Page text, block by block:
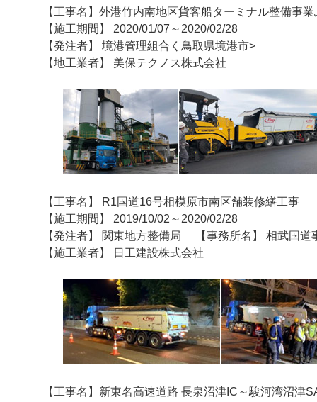
【工事名】外港竹内南地区貨客船ターミナル整備事
【施工期間】 2020/01/07～2020/02/28
【発注者】 境港管理組合く鳥取県境港市>
【地工業者】 美保テクノス株式会社
【工事名】 R1国道16号相模原市南区舗装修繕工事
【施工期間】 2019/10/02～2020/02/28
【発注者】 関東地方整備局 【事務所名】 相武国道
【施工業者】 日工建設株式会社
【工事名】新東名高速道路 長泉沼津IC～駿河湾沼津